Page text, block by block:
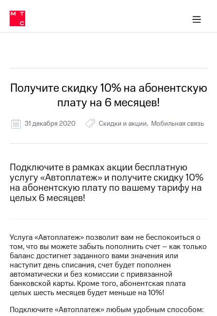
связь
Сервисы и подписки
30% на связь
кабинеты
Мобильная
и
Спутниковое
МТС
номер
в МТС
Тарифы
Роуминг
Семейная
группа
Заказать
SIM-
карту
в МТС
Услуги
приложение
Мой
МТС
Акции
Тарифы
RED,
РИИЛ
и МТС
Супер
дешевле
оплате
Получите скидку 10% на абонентскую
плату на 6 месяцев!
31 декабря 2020 Скидки и акции Мобильная связь
Подключите в рамках акции бесплатную
услугу «Автоплатеж» и получите скидку 10%
на абонентскую плату по вашему тарифу на
целых 6 месяцев!
Услуга «Автоплатеж» позволит вам не беспокоиться о
том, что вы можете забыть пополнить счет – как только
баланс достигнет заданного вами значения или
наступит день списания, счет будет пополнен
автоматически и без комиссии с привязанной
банковской карты. Кроме того, абонентская плата
целых шесть месяцев будет меньше на 10%!
Подключите «Автоплатеж» любым удобным способом: